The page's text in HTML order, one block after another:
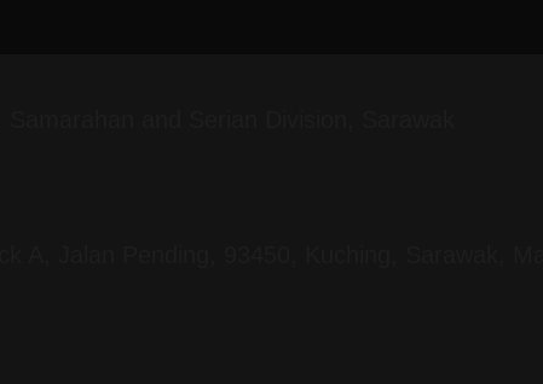
and Serian Division, Sarawak
A, Jalan Pending, 93450, Kuching, Sarawak,